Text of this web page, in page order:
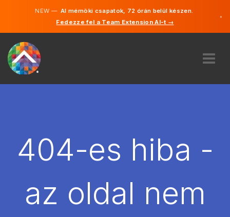
NEW —AI mérnöki csapatok, 72 órán belül készen.
Fedezze fel a Team Extension AI-t →
×
BÉREL
404-es hiba -
az oldal nem